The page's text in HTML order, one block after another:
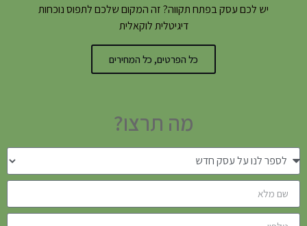
יש לכם עסק בפתח תקווה? זה המקום שלכם לתפוס נוכחות
דיגיטלית לוקאלית
כל הפרטים, כל המחירים
מה תרצו?